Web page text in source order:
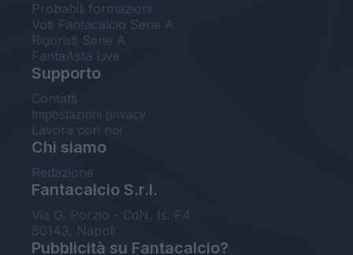
Probabili formazioni
Voti Fantacalcio Serie A
Rigoristi Serie A
FantaAsta Live
Supporto
Contatti
Impostazioni privacy
Lavora con noi
Chi siamo
Redazione
Fantacalcio S.r.l.
Via G. Porzio - CdN, Is. F4
80143, Napoli
Pubblicità su Fantacalcio?